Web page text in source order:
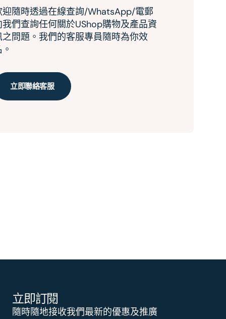
迎隨時透過在線查詢/WhatsApp/電郵
我們查詢任何關於UShop購物及產品資
之問題。我們的客服專員隨時為你效
立即聯絡客服
立即訂閱
隨時隨地接收我們最新的優惠及推廣